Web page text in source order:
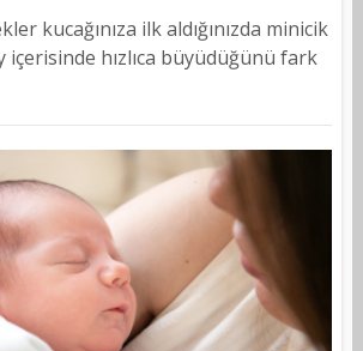
kucağınıza ilk aldığınızda minicik
içerisinde hızlıca büyüdüğünü fark